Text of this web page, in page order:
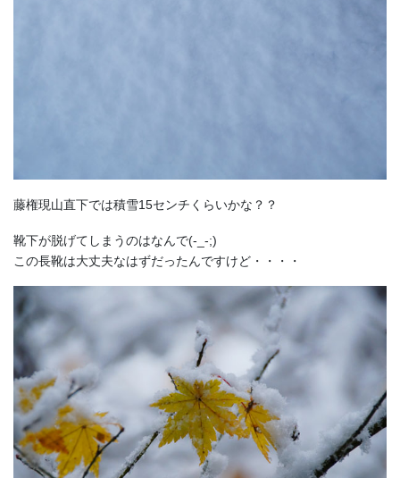
藤権現山直下では積雪15センチくらいかな？？
靴下が脱げてしまうのはなんで(-_-;)
この長靴は大丈夫なはずだったんですけど・・・・